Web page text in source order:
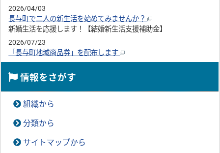
2026/04/03
長与町で二人の新生活を始めてみませんか？
新婚生活を応援します！【結婚新生活支援補助金】
2026/07/23
「長与町地域商品券」を配布します
情報をさがす
組織から
分類から
サイトマップから